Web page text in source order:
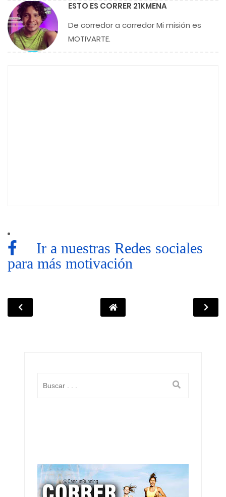
ESTO ES CORRER 21KMENA
De corredor a corredor Mi misión es
MOTIVARTE.
Ir a nuestras Redes sociales
para más motivación